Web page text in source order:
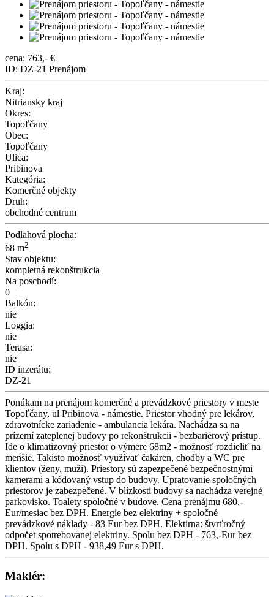
cena: 763,- €
ID: DZ-21 Prenájom
Kraj:
Nitriansky kraj
Okres:
Topoľčany
Obec:
Topoľčany
Ulica:
Pribinova
Kategória:
Komerčné objekty
Druh:
obchodné centrum
Podlahová plocha:
68 m2
Stav objektu:
kompletná rekonštrukcia
Na poschodí:
0
Balkón:
nie
Loggia:
nie
Terasa:
nie
ID inzerátu:
DZ-21
Ponúkam na prenájom komerčné a prevádzkové priestory v meste
Topoľčany, ul Pribinova - námestie. Priestor vhodný pre lekárov,
zdravotnícke zariadenie - ambulancia lekára. Nachádza sa na
prízemí zateplenej budovy po rekonštrukcii - bezbariérový prístup.
Ide o klimatizovný priestor o výmere 68m2 - možnosť rozdieliť na
menšie. Takisto možnosť využívať čakáren, chodby a WC pre
klientov (ženy, muži). Priestory sú zapezpečené bezpečnostnými
kamerami a kódovaný vstup do budovy. Upratovanie spoločných
priestorov je zabezpečené. V blízkosti budovy sa nachádza verejné
parkovisko. Toalety spoločné v budove. Cena prenájmu 680,-
Eur/mesiac bez DPH. Energie bez elektriny + spoločné
prevádzkové náklady - 83 Eur bez DPH. Elektirna: štvrťročný
odpočet spotrebovanej elektriny. Spolu bez DPH - 763,-Eur bez
DPH. Spolu s DPH - 938,49 Eur s DPH.
Maklér: